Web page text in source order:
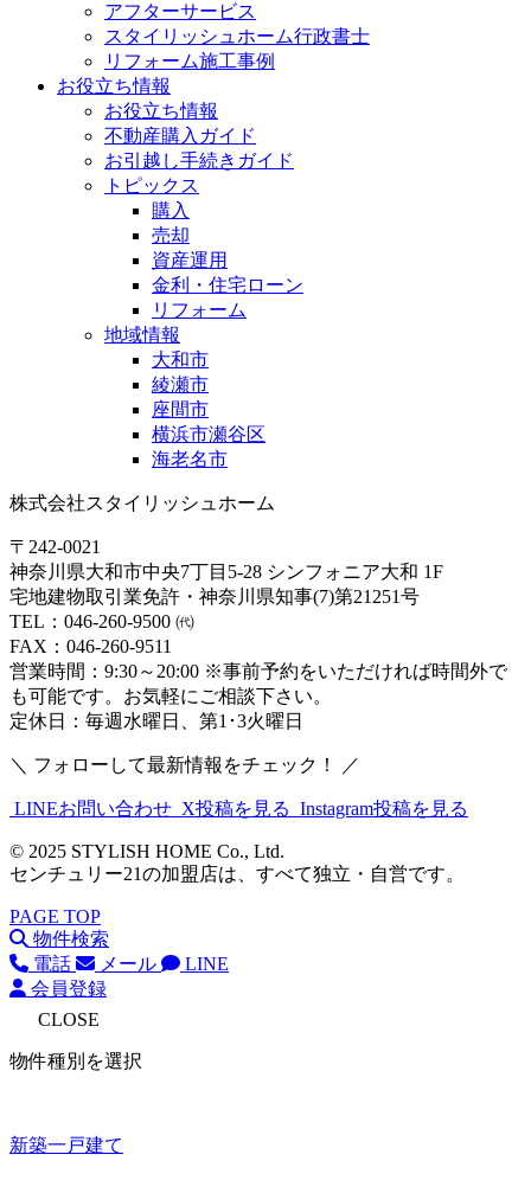
アフターサービス
スタイリッシュホーム行政書士
リフォーム施工事例
お役立ち情報
お役立ち情報
不動産購入ガイド
お引越し手続きガイド
トピックス
購入
売却
資産運用
金利・住宅ローン
リフォーム
地域情報
大和市
綾瀬市
座間市
横浜市瀬谷区
海老名市
株式会社スタイリッシュホーム
〒242-0021
神奈川県大和市中央7丁目5-28 シンフォニア大和 1F
宅地建物取引業免許・神奈川県知事(7)第21251号
TEL：046-260-9500 ㈹
FAX：046-260-9511
営業時間：9:30～20:00 ※事前予約をいただければ時間外で
も可能です。お気軽にご相談下さい。
定休日：毎週水曜日、第1･3火曜日
＼ フォローして最新情報をチェック！ ／
LINEお問い合わせ X投稿を見る Instagram投稿を見る
© 2025 STYLISH HOME Co., Ltd.
センチュリー21の加盟店は、すべて独立・自営です。
PAGE TOP
物件検索
電話
メール
LINE
会員登録
CLOSE
物件種別を選択
新築一戸建て